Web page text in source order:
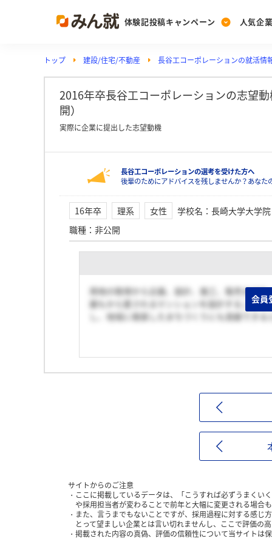
体験記投稿キャンペーン
Post
投稿する
人気企
Ranking
ランキングを見る
PickUp
注目の企業特集
動画で知ろう！業界
トップ 建設/住宅/不動産 長谷工コーポレーションの就活情
2016年卒長谷工コーポレーションの志望
開）
実際に企業に提出した志望動機
長谷工コーポレーションの選考を受けた方へ
後輩のためにアドバイスを残しませんか？あな
16年卒 理系 女性 学校名 ： 長崎大学大学院
職種 ： 非公開
用地の取得から企画、設計、施工、販売まで
誰もから愛されるマンションを設計すること
し、地域に根差したまちづくりにも貢献でき
会員
サイトからのご注意
ここに掲載しているデータは、「こうすれば必ずうまくい
や採用担当者が変わることで前年と大幅に変更される場合
また、言うまでもないことですが、採用過程に対する感じ
とって望ましい企業とは言い切れませんし、ここで評価の
掲載された内容の真偽、評価の信頼性について当サイトは